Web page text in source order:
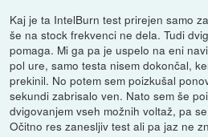
Kaj je ta IntelBurn test prirejen samo
še na stock frekvenci ne dela. Tudi
pomaga. Mi ga pa je uspelo na eni
pol ure, samo testa nisem dokončal,
prekinil. No potem sem poizkušal
sekundi zabrisalo ven. Nato sem še
dvigovanjem vseh možnih voltaž, pa
Očitno res zanesljiv test ali pa jaz ne